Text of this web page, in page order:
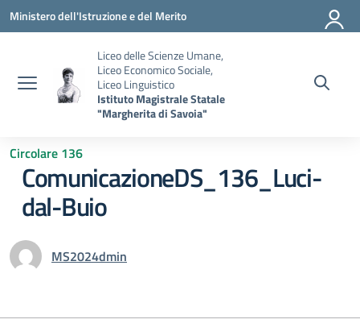
Vai ai contenuti
Vai al menu di navigazione
Vai al footer
Ministero dell'Istruzione e del Merito
Liceo delle Scienze Umane,
Liceo Economico Sociale,
Liceo Linguistico
Istituto Magistrale Statale
"Margherita di Savoia"
Circolare 136
ComunicazioneDS_136_Luci-
dal-Buio
MS2024dmin